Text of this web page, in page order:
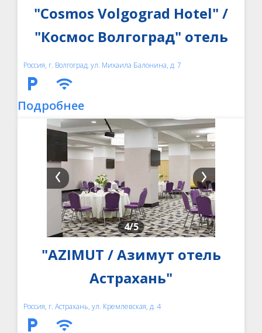
"Cosmos Volgograd Hotel" /
"Космос Волгоград" отель
Россия, г. Волгоград, ул. Михаила Балонина, д. 7
Подробнее
4/5
"AZIMUT / Азимут отель
Астрахань"
Россия, г. Астрахань, ул. Кремлевская, д. 4